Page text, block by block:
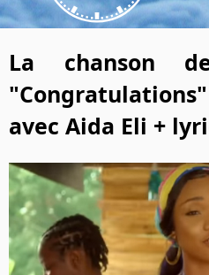
La chanson
avec Aida Eli +